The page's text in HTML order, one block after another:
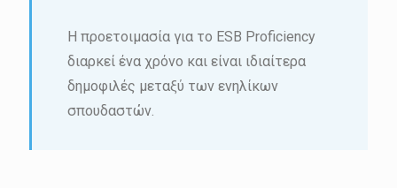
Η προετοιμασία για το ESB Proficiency
διαρκεί ένα χρόνο και είναι ιδιαίτερα
δημοφιλές μεταξύ των ενηλίκων
σπουδαστών.